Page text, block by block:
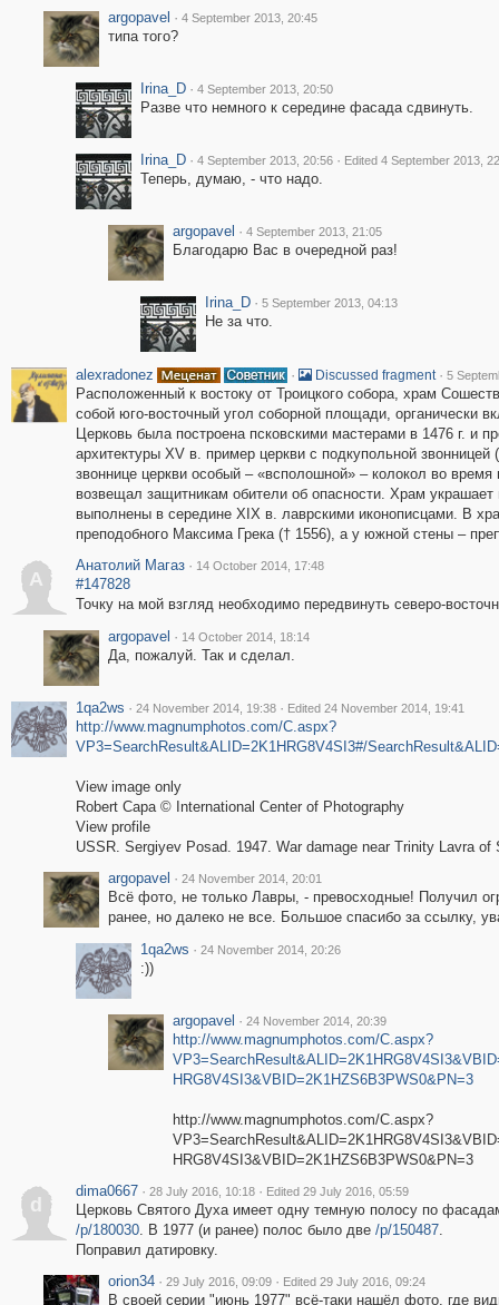
argopavel · 4 September 2013, 20:45
типа того?
Irina_D · 4 September 2013, 20:50
Разве что немного к середине фасада сдвинуть.
Irina_D · 4 September 2013, 20:56 · Edited 4 September 2013,
Теперь, думаю, - что надо.
argopavel · 4 September 2013, 21:05
Благодарю Вас в очередной раз!
Irina_D · 5 September 2013, 04:13
Не за что.
alexradonez · Discussed fragment · 5
Расположенный к востоку от Троицкого собора, храм
собой юго-восточный угол соборной площади, органически
Церковь была построена псковскими мастерами в 1476 г. и
архитектуры XV в. пример церкви с подкупольной
звоннице церкви особый – «всполошной» – колокол во
возвещал защитникам обители об опасности. Храм украшает
выполнены в середине XIX в. лаврскими иконописцами. В
преподобного Максима Грека († 1556), а у южной стены –
А
Анатолий Магаз · 14 October 2014, 17:48
#147828
Точку на мой взгляд необходимо передвинуть северо-
argopavel · 14 October 2014, 18:14
Да, пожалуй. Так и сделал.
1qa2ws · 24 November 2014, 19:38 · Edited 24 November 2014, 19:41
http://www.magnumphotos.com/C.aspx?
VP3=SearchResult&ALID=2K1HRG8V4SI3#/
View image only
Robert Capa © International Center of Photography
View profile
USSR. Sergiyev Posad. 1947. War damage near Trinity Lavra of
argopavel · 24 November 2014, 20:01
Всё фото, не только Лавры, - превосходные! Получил
ранее, но далеко не все. Большое спасибо за ссылку,
1qa2ws · 24 November 2014, 20:26
:))
argopavel · 24 November 2014, 20:39
http://www.magnumphotos.com/C.aspx?
HRG8V4SI3&VBID=2K1HZS6B3PWS0&PN=3
http://www.magnumphotos.com/C.aspx?
HRG8V4SI3&VBID=2K1HZS6B3PWS0&PN=3
d
dima0667 · 28 July 2016, 10:18 · Edited 29 July 2016, 05:59
Церковь Святого Духа имеет одну темную полосу по
/p/180030. В 1977 (и ранее) полос было две /p/150487.
Поправил датировку.
orion34 · 29 July 2016, 09:09 · Edited 29 July 2016, 09:24
В своей серии "июнь 1977" всё-таки нашёл фото, где